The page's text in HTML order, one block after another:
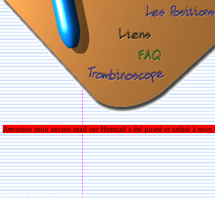
Attention mon ancien mail sur Hotmail a été piraté et utilisé à
Chambres d'hôtes Carcassonne